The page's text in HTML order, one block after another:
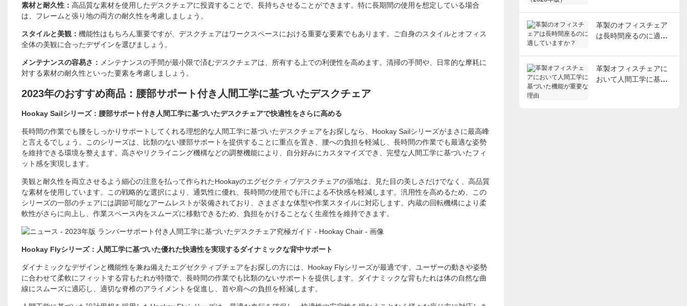
素材と耐久性： 高品質な素材を使用したデスクチェアに投資することで、長持ちさせることができます。特に長期間の使用を想定している場合
は、フレームと張り地の両方の耐久性を考慮しましょう。
スタイルと美観： 機能性はもちろん重要ですが、デスクチェアはワークスペースにおける重要な要素でもあります。ご自身のスタイルとオフィス
全体の美観に合ったデザインを選びましょう。
メンテナンスの容易さ： メンテナンスの手間が最小限で済むデスクチェアは、所有する上での利便性を高めます。清掃の手間や、日常的な摩耗に
対する素材の耐久性といった要素を考慮しましょう。
2023年のおすすめ商品：腰部サポート付き人間工学に基づいたデスクチェア
Hookay Sailシリーズ：腰部サポート付き人間工学に基づいたデスクチェアで快適性をさらに高める
長時間の作業でも腰をしっかりサポートしてくれる理想的な人間工学に基づいたデスクチェアをお探しなら、Hookay Sailシリーズがまさに最高峰
と言えるでしょう。このシリーズは、比類のない腰部サポートを提供することに重点を置き、腰への負担を軽減し、長時間の作業でも最適な姿勢
を維持できる環境を整えます。高さやリクライニング機構などの調整機能により、自分好みにカスタマイズでき、完璧な人間工学に基づいたフィ
ット感を実現します。
美観と耐久性を両立させるよう細心の注意を払って作られたHookayのエグゼクティブデスクチェアの張地は、見た目の美しさだけでなく、高品質
な素材を使用しています。この戦略的な選択により、通気性に優れ、長時間の使用でも汗による不快感を軽減します。汎用性を高めるため、この
シリーズの一部のチェアには調節可能なアームレストが装備されており、さまざまな体型や作業スタイルに対応します。内蔵の回転機構により柔
軟性がさらに向上し、作業スペース内をスムーズに移動できるため、負担をかけることなく生産性を維持できます。
Hookay Flyシリーズ：人間工学に基づいた優れた快適性を実現するダイナミックな背中サポート
ダイナミックなデザインと機能性を兼ね備えたエグゼクティブチェアをお探しの方には、Hookay Flyシリーズが最適です。ユーザーの動きや姿勢
に合わせて柔軟にフィットする背もたれが特徴で、長時間の作業でも比類のないサポートを提供します。ダイナミックな背もたれは体の自然な曲
線にスムーズに適応し、適切な脊椎のアライメントを促進し、首や肩への負担を軽減します。
革製のオフィスチェア
は長時間座るのに適し
革製オフィスチェアに
おいて人間工学に基づ